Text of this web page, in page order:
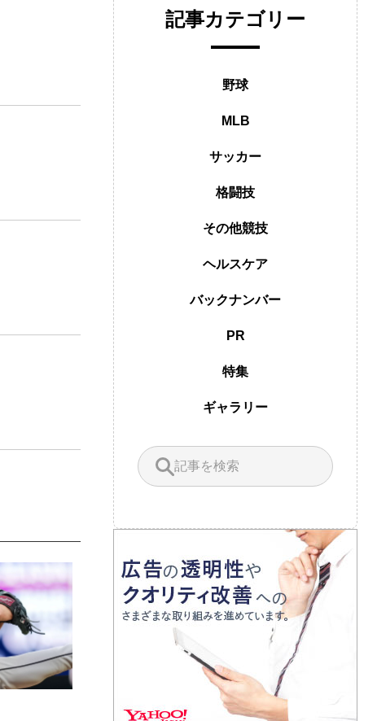
記事カテゴリー
野球
MLB
サッカー
格闘技
その他競技
ヘルスケア
バックナンバー
PR
特集
ギャラリー